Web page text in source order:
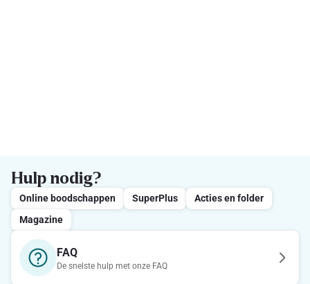
Hulp nodig?
Online boodschappen SuperPlus
Acties en folder
Magazine
FAQ
De snelste hulp met onze FAQ